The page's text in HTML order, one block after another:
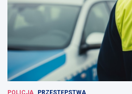
POLICJA PRZESTĘPSTWA